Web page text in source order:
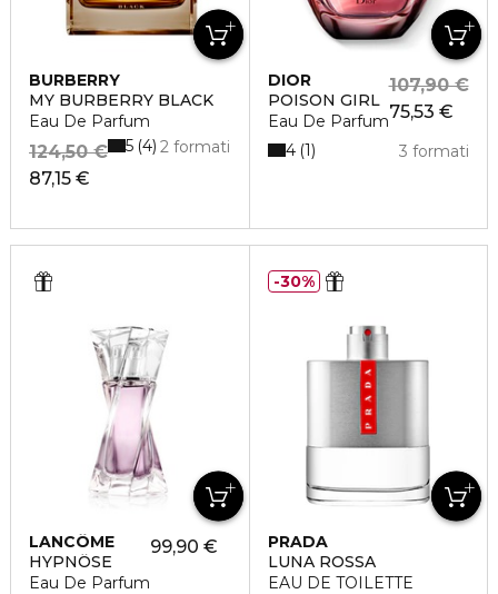
BURBERRY
MY BURBERRY BLACK
Eau De Parfum
87,15 €
124,50 € 2 formati
5 4
DIOR
POISON GIRL
Eau De Parfum75,53 €
107,90 €
3 formati
4 1
LANCÔME
HYPNÔSE
Eau De Parfum
99,90 €
PRADA
LUNA ROSSA
EAU DE TOILETTE
30%